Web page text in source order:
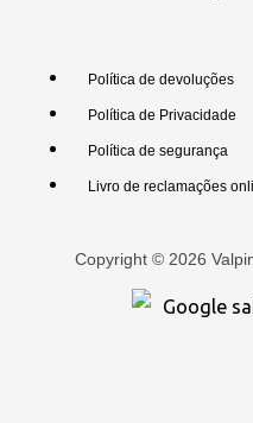
Política de devoluções
Política de Privacidade
Política de segurança
Livro de reclamações
Copyright © 2026